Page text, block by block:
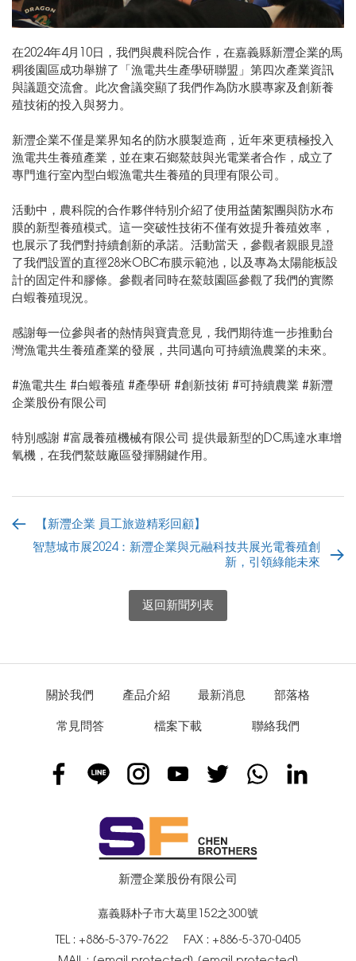
在2024年4月10日，我們與農科院合作，在嘉義縣新灃企業的馬
稠後園區成功舉辦了「漁電共生產學研聯盟」第四次產業資訊
與議題交流會。此次會議突顯了我們作為防水膜專家及創新養
殖技術的投入與努力。
新灃企業不僅是業界知名的防水膜製造商，近年來更積極投入
漁電共生養殖產業，並在東石鄉鰲鼓與光電業者合作，成立了
專門進行室內型白蝦漁電共生養殖的貝理有限公司。
活動中，農科院的合作夥伴特別介紹了使用益菌絮團與防水布
膜的新型養殖模式。這一突破性技術不僅有效提升養殖效率，
也展示了我們對持續創新的承諾。活動當天，參觀者親眼見證
了我們設置的直徑28米OBC布膜示範池，以及專為太陽能板設
計的固定件和膠條。參觀者同時在鰲鼓園區參觀了我們的實際
白蝦養殖現況。
感謝每一位參與者的熱情與寶貴意見，我們期待進一步推動台
灣漁電共生養殖產業的發展，共同邁向可持續漁農業的未來。
#漁電共生 #白蝦養殖 #產學研 #創新技術 #可持續農業 #新灃
企業股份有限公司
特別感謝 #富晟養殖機械有限公司 提供最新型的DC馬達水車增
氧機，在我們鰲鼓廠區發揮關鍵作用。
【新灃企業 員工旅遊精彩回顧】
智慧城市展2024：新灃企業與元融科技共展光電養殖創
新，引領綠能未來
返回新聞列表
關於我們 產品介紹 最新消息 部落格
常見問答 檔案下載 聯絡我們
新灃企業股份有限公司
嘉義縣朴子市大葛里152之300號
TEL : +886-5-379-7622
FAX : +886-5-370-0405